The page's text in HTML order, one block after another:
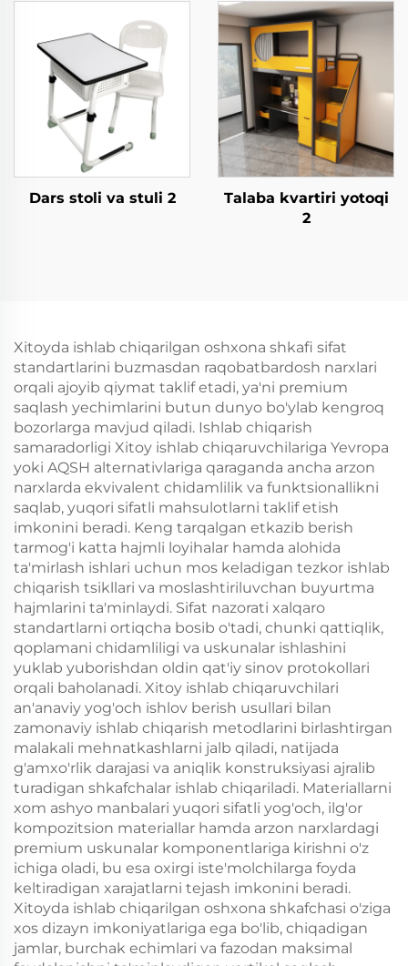
Dars stoli va stuli 2
Talaba kvartiri yotoqi
2
Xitoyda ishlab chiqarilgan oshxona shkafi sifat
standartlarini buzmasdan raqobatbardosh narxlari
orqali ajoyib qiymat taklif etadi, ya'ni premium
saqlash yechimlarini butun dunyo bo'ylab kengroq
bozorlarga mavjud qiladi. Ishlab chiqarish
samaradorligi Xitoy ishlab chiqaruvchilariga Yevropa
yoki AQSH alternativlariga qaraganda ancha arzon
narxlarda ekvivalent chidamlilik va funktsionallikni
saqlab, yuqori sifatli mahsulotlarni taklif etish
imkonini beradi. Keng tarqalgan etkazib berish
tarmog'i katta hajmli loyihalar hamda alohida
ta'mirlash ishlari uchun mos keladigan tezkor ishlab
chiqarish tsikllari va moslashtiriluvchan buyurtma
hajmlarini ta'minlaydi. Sifat nazorati xalqaro
standartlarni ortiqcha bosib o'tadi, chunki qattiqlik,
qoplamani chidamliligi va uskunalar ishlashini
yuklab yuborishdan oldin qat'iy sinov protokollari
orqali baholanadi. Xitoy ishlab chiqaruvchilari
an'anaviy yog'och ishlov berish usullari bilan
zamonaviy ishlab chiqarish metodlarini birlashtirgan
malakali mehnatkashlarni jalb qiladi, natijada
g'amxo'rlik darajasi va aniqlik konstruksiyasi ajralib
turadigan shkafchalar ishlab chiqariladi. Materiallarni
xom ashyo manbalari yuqori sifatli yog'och, ilg'or
kompozitsion materiallar hamda arzon narxlardagi
premium uskunalar komponentlariga kirishni o'z
ichiga oladi, bu esa oxirgi iste'molchilarga foyda
keltiradigan xarajatlarni tejash imkonini beradi.
Xitoyda ishlab chiqarilgan oshxona shkafchasi o'ziga
xos dizayn imkoniyatlariga ega bo'lib, chiqadigan
jamlar, burchak echimlari va fazodan maksimal